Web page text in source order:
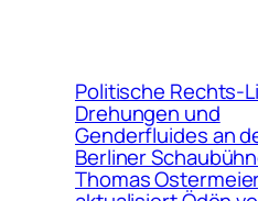
Politische Rechts-
Drehungen und
Genderfluides an
Berliner
Thomas